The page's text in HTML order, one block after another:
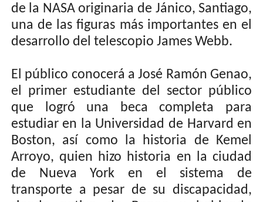
de la NASA originaria de Jánico, Santiago,
una de las figuras más importantes en el
desarrollo del telescopio James Webb.
El público conocerá a José Ramón Genao,
el primer estudiante del sector público
que logró una beca completa para
estudiar en la Universidad de Harvard en
Boston, así como la historia de Kemel
Arroyo, quien hizo historia en la ciudad
de Nueva York en el sistema de
transporte a pesar de su discapacidad,